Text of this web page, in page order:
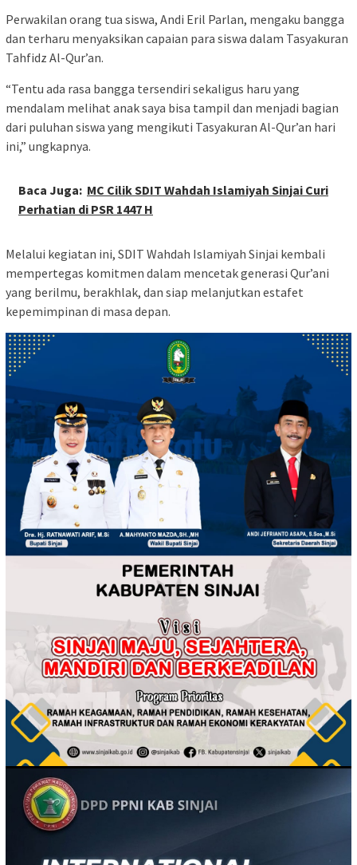
Perwakilan orang tua siswa, Andi Eril Parlan, mengaku bangga
dan terharu menyaksikan capaian para siswa dalam Tasyakuran
Tahfidz Al-Qur’an.
“Tentu ada rasa bangga tersendiri sekaligus haru yang
mendalam melihat anak saya bisa tampil dan menjadi bagian
dari puluhan siswa yang mengikuti Tasyakuran Al-Qur’an hari
ini,” ungkapnya.
Baca Juga: MC Cilik SDIT Wahdah Islamiyah Sinjai Curi
Perhatian di PSR 1447 H
Melalui kegiatan ini, SDIT Wahdah Islamiyah Sinjai kembali
mempertegas komitmen dalam mencetak generasi Qur’ani
yang berilmu, berakhlak, dan siap melanjutkan estafet
kepemimpinan di masa depan.